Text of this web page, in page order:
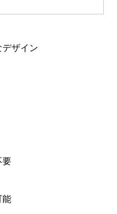
ザイン
要
能